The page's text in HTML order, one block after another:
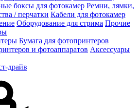
боксы для фотокамер Ремни, лямки,
/ перчатки Кабели для фотокамер
Оборудование для стрима Прочие
Бумага для фотопринтеров
и фотоаппаратов Аксессуары
драйв